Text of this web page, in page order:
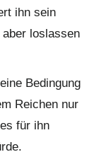
ihn sein
loslassen
Bedingung
Reichen nur
für ihn